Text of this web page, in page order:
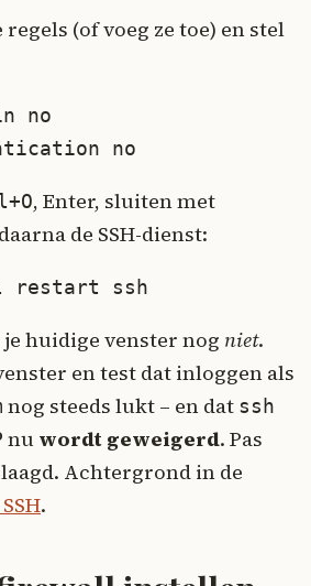
(of voeg ze toe) en stel
no
no
, Enter, sluiten met
de SSH-dienst:
restart ssh
huidige venster nog niet.
en test dat inloggen als
nog steeds lukt – en dat ssh
nu wordt geweigerd. Pas
Achtergrond in de
.